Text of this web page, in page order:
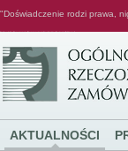
"Doświadczenie rodzi prawa,
AKTUALNOŚCI